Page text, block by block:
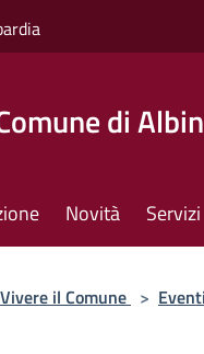
di
Novità Servizi
Vivere il Comune > Eventi